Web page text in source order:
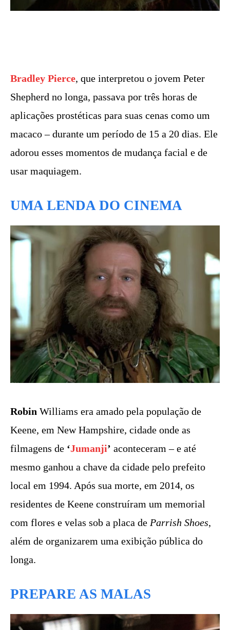
Bradley Pierce, que interpretou o jovem Peter
Shepherd no longa, passava por três horas de
aplicações prostéticas para suas cenas como um
macaco – durante um período de 15 a 20 dias. Ele
adorou esses momentos de mudança facial e de
usar maquiagem.
UMA LENDA DO CINEMA
Robin Williams era amado pela população de
Keene, em New Hampshire, cidade onde as
filmagens de ‘Jumanji’ aconteceram – e até
mesmo ganhou a chave da cidade pelo prefeito
local em 1994. Após sua morte, em 2014, os
residentes de Keene construíram um memorial
com flores e velas sob a placa de Parrish Shoes,
além de organizarem uma exibição pública do
longa.
PREPARE AS MALAS